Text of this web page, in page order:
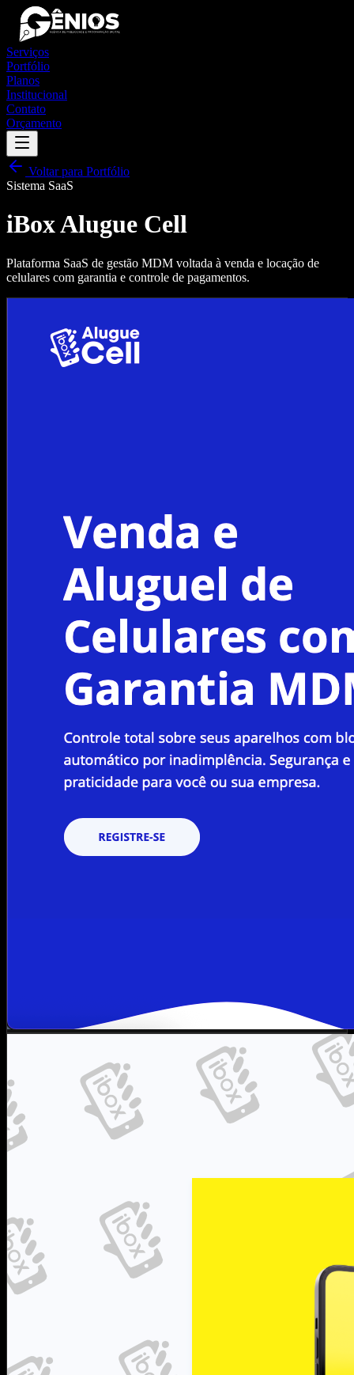
Serviços
Portfólio
Planos
Institucional
Contato
Orçamento
Voltar para Portfólio
Sistema SaaS
iBox Alugue Cell
Plataforma SaaS de gestão MDM voltada à venda e locação de
celulares com garantia e controle de pagamentos.